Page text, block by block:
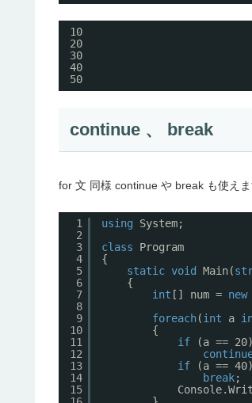
10
20
30
40
50
continue 、 break
for 文 同様 continue や break も使えま
1
2
3
4
5
6
7
8
9
10
11
12
13
14
15
using
System;
class
Program
{
static void Main(
{
int [] num = new
foreach(int a
{
if
(a == 20)
if
(a == 40)
break